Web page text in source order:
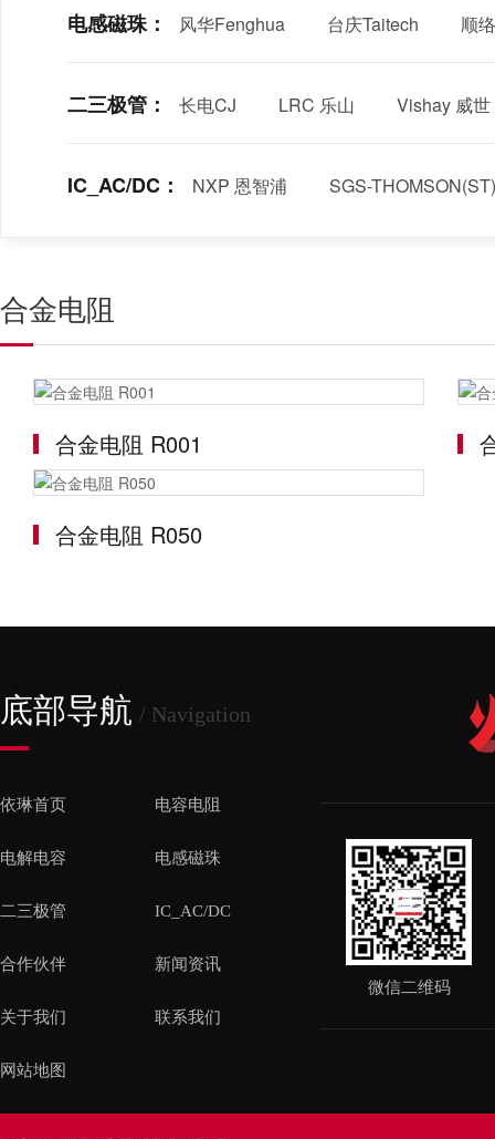
电感磁珠： 风华Fenghua 台庆Taitech 顺
二三极管： 长电CJ LRC 乐山 Vishay 威世
IC_AC/DC： NXP 恩智浦 SGS-
合金电阻
合金电阻 R001
合金电阻 R050
底部导航 / Navigation
依琳首页 电容电阻
电解电容 电感磁珠
二三极管 IC_AC/DC
合作伙伴 新闻资讯
关于我们 联系我们
网站地图
微信二维码